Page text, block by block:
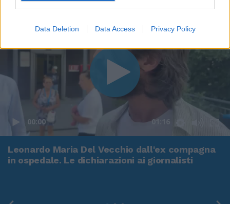
Data Deletion Data Access Privacy Policy
00:00 01:16
Leonardo Maria Del Vecchio dall'ex compagna
in ospedale. Le dichiarazioni ai giornalisti